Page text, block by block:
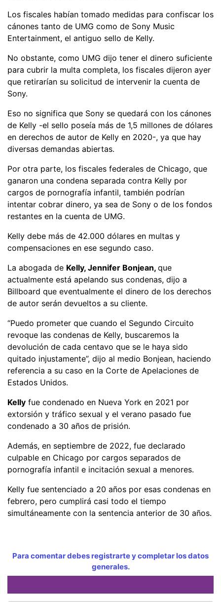
Los fiscales habían tomado medidas para confiscar los
cánones tanto de UMG como de Sony Music
Entertainment, el antiguo sello de Kelly.
No obstante, como UMG dijo tener el dinero suficiente
para cubrir la multa completa, los fiscales dijeron ayer
que retirarían su solicitud de intervenir la cuenta de
Sony.
Eso no significa que Sony se quedará con los cánones
de Kelly -el sello poseía más de 1,5 millones de dólares
en derechos de autor de Kelly en 2020-, ya que hay
diversas demandas abiertas.
Por otra parte, los fiscales federales de Chicago, que
ganaron una condena separada contra Kelly por
cargos de pornografía infantil, también podrían
intentar cobrar dinero, ya sea de Sony o de los fondos
restantes en la cuenta de UMG.
Kelly debe más de 42.000 dólares en multas y
compensaciones en ese segundo caso.
La abogada de Kelly, Jennifer Bonjean, que
actualmente está apelando sus condenas, dijo a
Billboard que eventualmente el dinero de los derechos
de autor serán devueltos a su cliente.
“Puedo prometer que cuando el Segundo Circuito
revoque las condenas de Kelly, buscaremos la
devolución de cada centavo que se le haya sido
quitado injustamente”, dijo al medio Bonjean, haciendo
referencia a su caso en la Corte de Apelaciones de
Estados Unidos.
Kelly fue condenado en Nueva York en 2021 por
extorsión y tráfico sexual y el verano pasado fue
condenado a 30 años de prisión.
Además, en septiembre de 2022, fue declarado
culpable en Chicago por cargos separados de
pornografía infantil e incitación sexual a menores.
Kelly fue sentenciado a 20 años por esas condenas en
febrero, pero cumplirá casi todo el tiempo
simultáneamente con la sentencia anterior de 30 años.
Para comentar debes registrarte y completar los datos
generales.